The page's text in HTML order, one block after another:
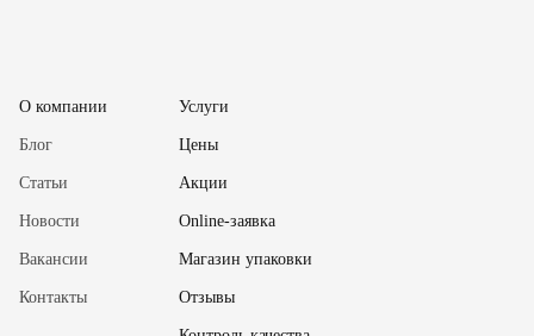
О компании
Блог
Статьи
Новости
Вакансии
Контакты
Услуги
Цены
Акции
Online-заявка
Магазин упаковки
Отзывы